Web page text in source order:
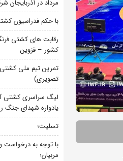
مرداد در آذربایجان
با حکم فدراسیون
رقابت های کشتی
کشور – قزوین
تمرین تیم ملی کشتی
تصویری)
لیگ سراسری کشتی
یادواره شهدای جنگ
تسلیت؛
با توجه به درخواست
مربیان؛